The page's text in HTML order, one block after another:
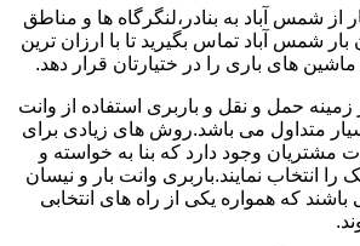
شمس آباد به بنادر،لنگرگاه ها و مناطق
بار شمس آباد تماس بگیرید تا با ارزان ترین
ماشین های باری را در ختیارتان قرار دهد.
زمینه حمل و نقل و باربری استفاده از وانت
متداول می باشد.روش های زیادی برای
مشتریان وجود دارد که بنا به خواسته و
را انتخاب نمایند.باربری وانت بار و نیسان
که همواره یکی از راه های انتخابی